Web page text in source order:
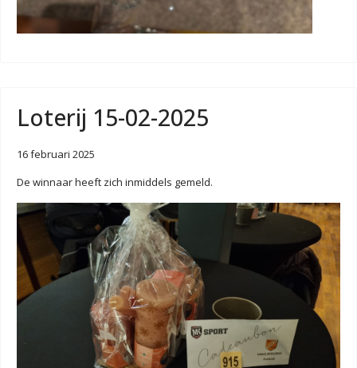
Loterij 15-02-2025
16 februari 2025
De winnaar heeft zich inmiddels gemeld.